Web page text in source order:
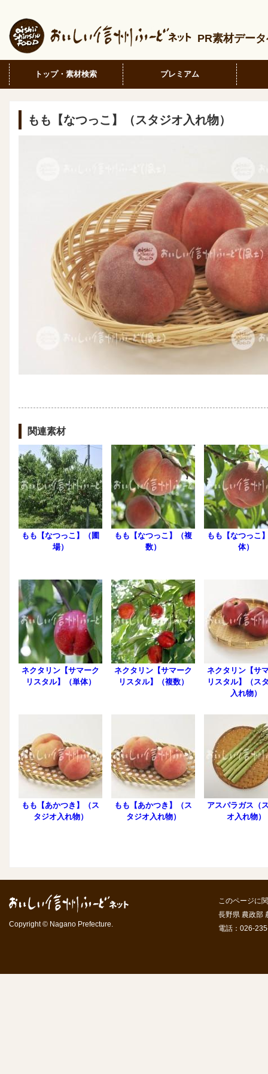
PR素材デー
トップ・素材検索 プレミアム
もも【なつっこ】（スタジオ入れ物）
関連素材
もも【なつっこ】（圃
場）
もも【なつっこ】（複
数）
もも【なつっこ
体）
ネクタリン【サマーク
リスタル】（単体）
ネクタリン【サマーク
リスタル】（複数）
ネクタリン【サ
リスタル】（ス
入れ物）
もも【あかつき】（ス
タジオ入れ物）
もも【あかつき】（ス
タジオ入れ物）
アスパラガス（
オ入れ物）
Copyright © Nagano Prefecture.
このページに
長野県 農政部
電話：026-